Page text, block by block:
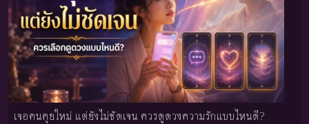
เจอคนคุยใหม่ แต่ยังไม่ชัดเจน ควรดูดวงความรักแบบไหนดี?